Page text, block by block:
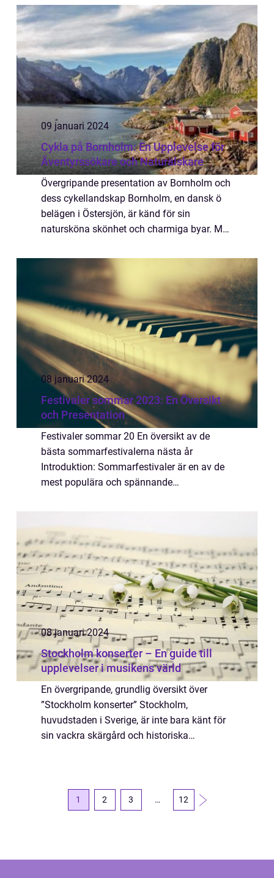
i staden eller är bosatt här, finns det g...
09 januari 2024
Cykla på Bornholm: En Upplevelse för
Äventyrssökare och Naturälskare
Övergripande presentation av Bornholm och
dess cykellandskap Bornholm, en dansk ö
belägen i Östersjön, är känd för sin
natursköna skönhet och charmiga byar. Med
cykelvägnät är Bornholm ett populärt resmål
08 januari 2024
Festivaler sommar 2023: En Översikt
och Presentation
Festivaler sommar 20 En översikt av de
bästa sommarfestivalerna nästa år
Introduktion: Sommarfestivaler är en av de
mest populära och spännande
att börja förbereda sig för...
08 januari 2024
Stockholm konserter – En guide till
upplevelser i musikens värld
En övergripande, grundlig översikt över
”Stockholm konserter” Stockholm,
huvudstaden i Sverige, är inte bara känt för
sin vackra skärgård och historiska
1 2 3 … 12